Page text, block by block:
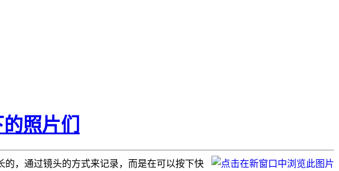
照片们
，通过镜头的方式来记录，而是在可以按下快